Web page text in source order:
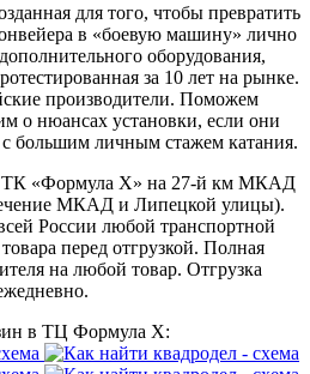
для того, чтобы превратить
в «боевую машину» лично
оборудования,
за 10 лет на рынке.
производители. Поможем
о нюансах установки, если они
большим личным стажем катания.
ТК «Формула X» на 27-й км МКАД
МКАД и Липецкой улицы).
России любой транспортной
перед отгрузкой. Полная
на любой товар. Отгрузка
в ТЦ Формула Х: